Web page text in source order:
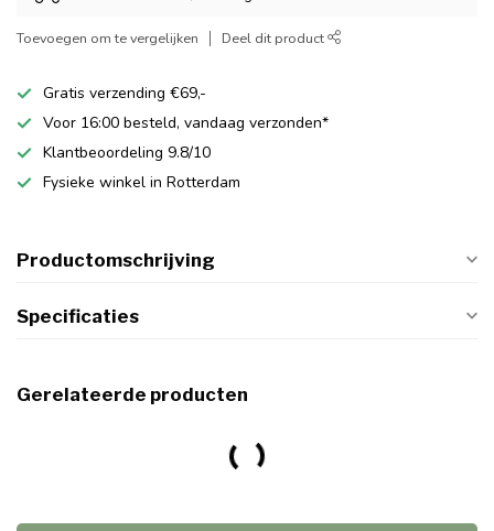
Toevoegen om te vergelijken Deel dit product
Gratis verzending €69,-
Voor 16:00 besteld, vandaag verzonden*
Klantbeoordeling 9.8/10
Fysieke winkel in Rotterdam
Productomschrijving
Specificaties
Gerelateerde producten